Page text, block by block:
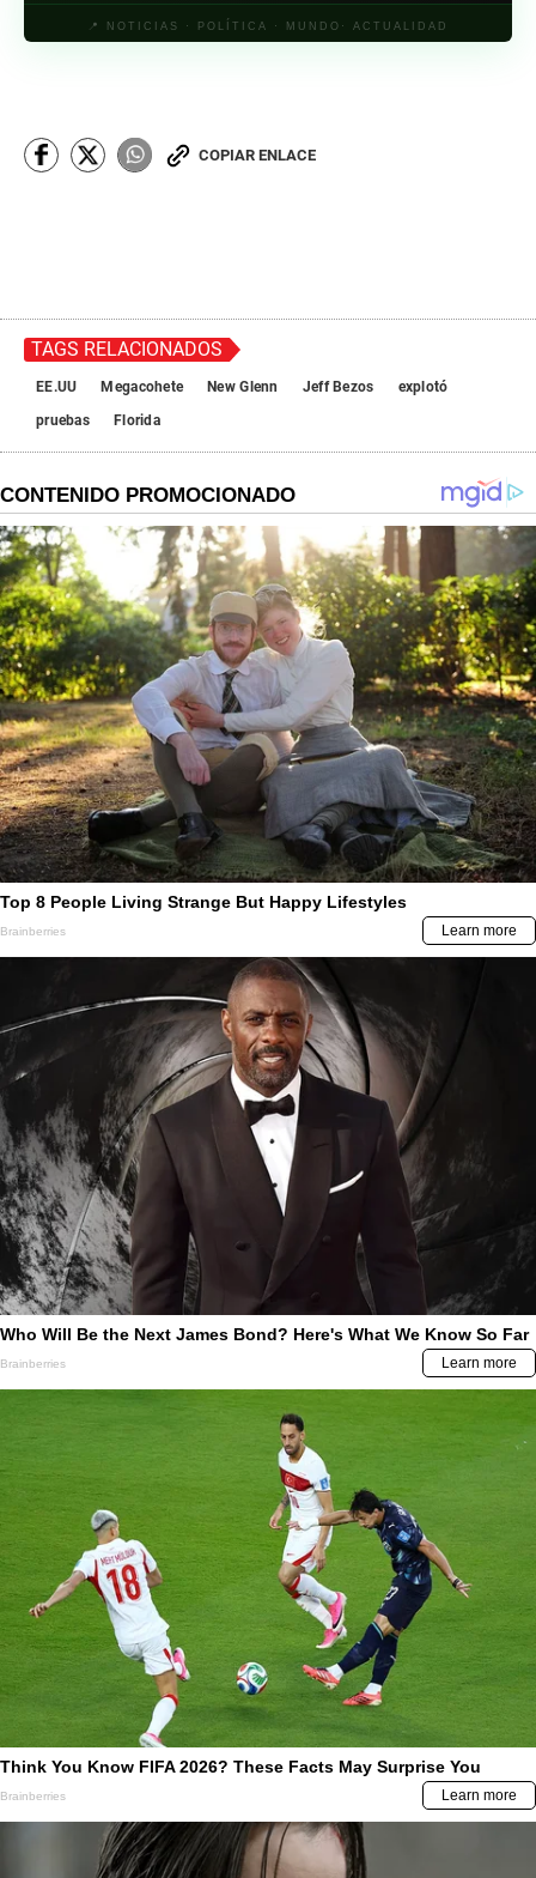
📍 NOTICIAS · POLÍTICA · MUNDO· ACTUALIDAD
COPIAR ENLACE
TAGS RELACIONADOS
EE.UU Megacohete New Glenn Jeff Bezos
explotó
pruebas
Florida